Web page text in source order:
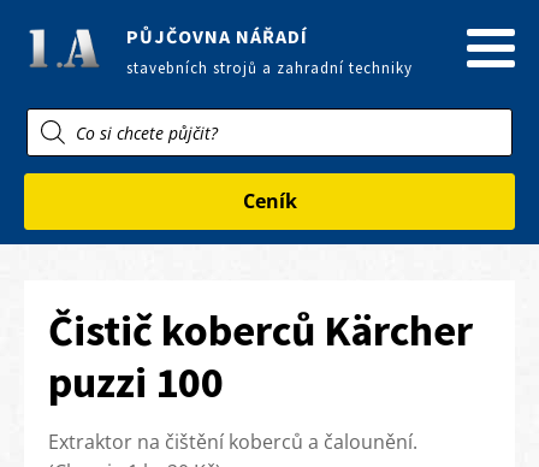
PŮJČOVNA NÁŘADÍ
stavebních strojů a zahradní techniky
Products
search
Ceník
Čistič koberců Kärcher
puzzi 100
Extraktor na čištění koberců a čalounění.